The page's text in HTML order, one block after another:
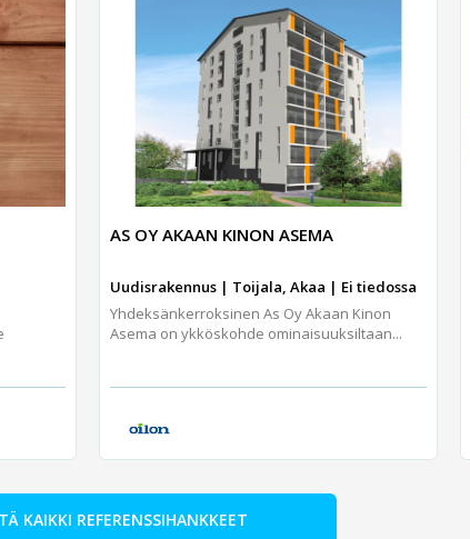
AS OY AKAAN KINON ASEMA
Uudisrakennus | Toijala, Akaa | Ei tiedossa
Yhdeksänkerroksinen As Oy Akaan Kinon
Asema on ykköskohde ominaisuuksiltaan...
KAIKKI REFERENSSIHANKKEET